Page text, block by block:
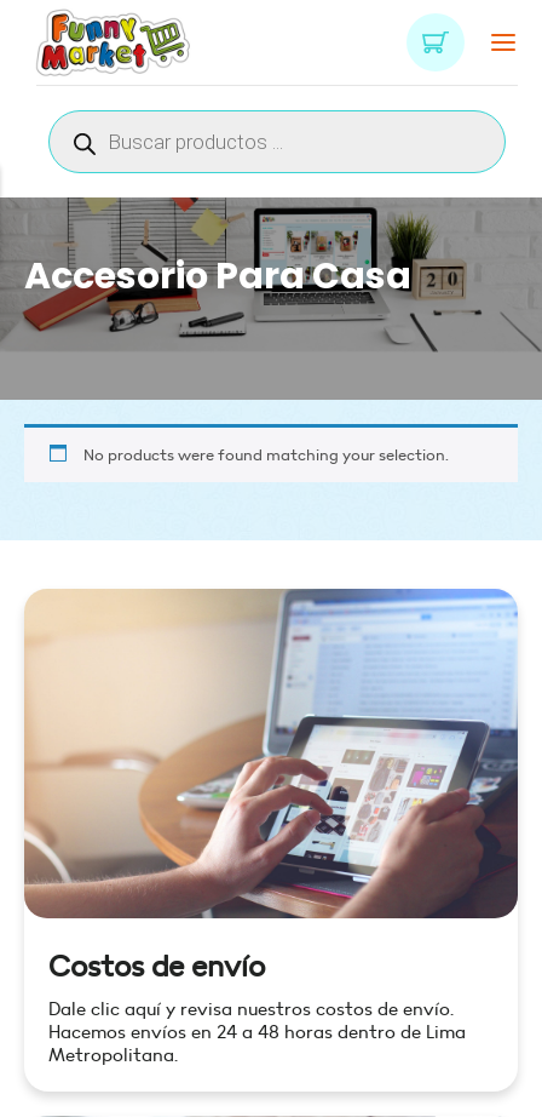
Búsqueda
de
productos
Accesorio Para Casa
No products were found matching your selection.
Costos de envío
Dale clic aquí y revisa nuestros costos de envío.
Hacemos envíos en 24 a 48 horas dentro de Lima
Metropolitana.